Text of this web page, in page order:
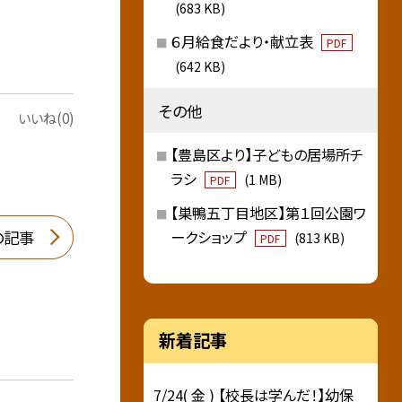
いいね(0)
事
(683 KB)
６月給食だより・献立表 PDF
(642 KB)
その他
【豊島区より】子どもの居場所チ
ラシ
PDF (1 MB)
【巣鴨五丁目地区】第１回公園ワ
ークショップ
PDF (813 KB)
新着記事
7/24( 金 ) 【校長は学んだ！】幼保